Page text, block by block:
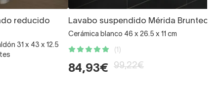
reducido
31 x 43 x 12.5
Lavabo suspendido Mérida Bruntec
Cerámica blanco 46 x 26.5 x 11 cm
(1)
84,93€ 99,22€